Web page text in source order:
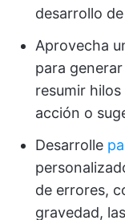
desarrollo
Aprovecha
para
resumir
acción o
Desarrolle
de errores,
gravedad,